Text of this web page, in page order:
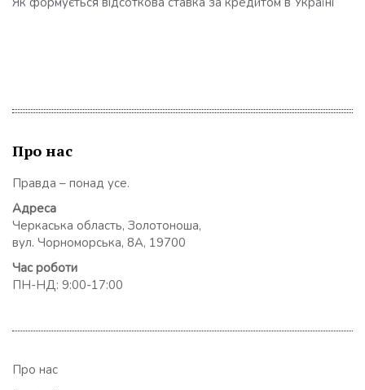
Про нас
Правда – понад усе.
Адреса
Черкаська область, Золотоноша,
вул. Чорноморська, 8А, 19700
Час роботи
ПН-НД: 9:00-17:00
Про нас